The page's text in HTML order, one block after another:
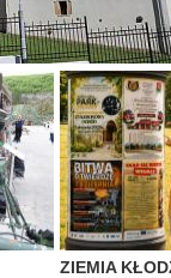
ZIEMIA